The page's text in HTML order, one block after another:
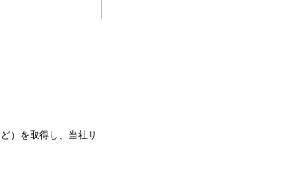
）を取得し、当社サ